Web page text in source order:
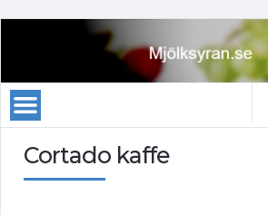
Cortado kaffe